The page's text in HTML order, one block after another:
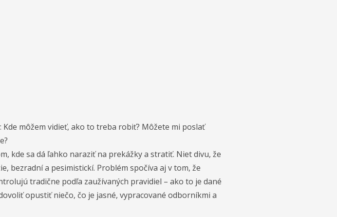
môžem vidieť, ako to treba robiť? Môžete mi poslať
kde sa dá ľahko naraziť na prekážky a stratiť. Niet divu, že
bezradní a pesimistickí. Problém spočíva aj v tom, že
tradične podľa zaužívaných pravidiel – ako to je dané
opustiť niečo, čo je jasné, vypracované odborníkmi a